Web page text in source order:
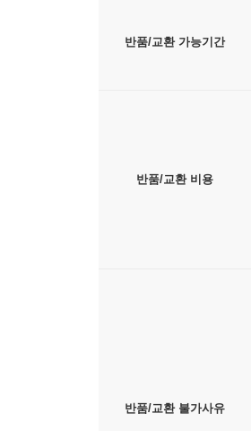
반품/교환 가능기간
반품/교환 비용
반품/교환 불가사유